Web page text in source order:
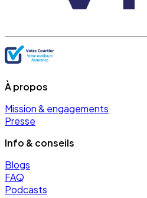
À propos
Mission & engagements
Presse
Info & conseils
Blogs
FAQ
Podcasts